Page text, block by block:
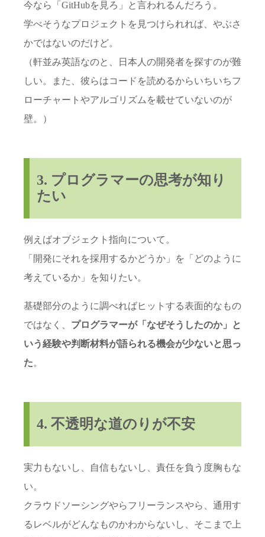
今なら「GitHubを見ろ」と言われるんだろう。
学べそうなプロジェクトを見つけられれば、やぶさ
かではないのだけど。
（軒並み英語なのと、日本人の開発者を探すのが難
しい。また、彼らはコードを読めるからいちいちフ
ローチャートやアルゴリズムを載せていないのが
壁。）
3. プログラマーの思考が知り
たい
例えばオブジェクト指向について。
「開発にそれを採用するかどうか」を「どのように
考えているか」を知りたい。
基礎部分のように調べればヒットする表面的なもの
ではなく、 プログラマーが「なぜそうしたのか」と
いう経験や判断材料が語られる機会が少ないと思っ
た。
4. 不透明な道のりが不安
実力もないし、自信もないし、責任を負う度胸もな
い。
クラウドソーシングやらフリーランスやら、通用す
るレベルがどんなものかわからないし、そこまで上